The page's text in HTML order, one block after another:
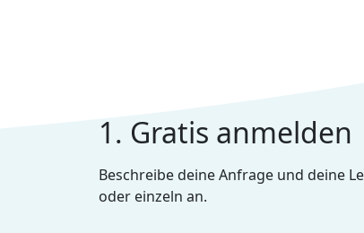
1. Gratis anmelden
Beschreibe deine Anfrage und deine
oder einzeln an.